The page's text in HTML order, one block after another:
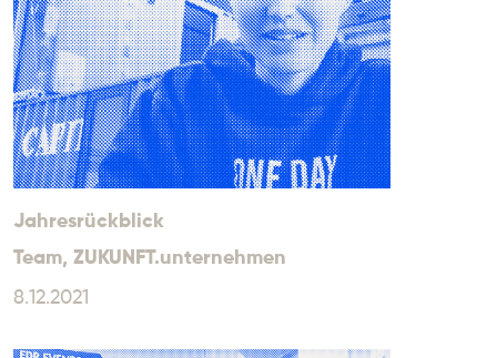
Jahresrückblick
Team, ZUKUNFT.unternehmen
8.12.2021